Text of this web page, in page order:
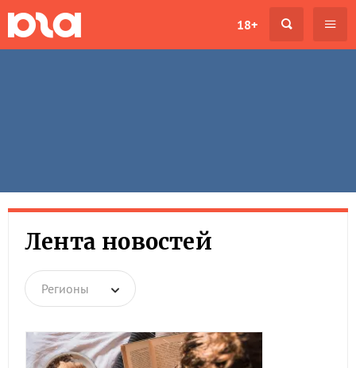
18+
Лента новостей
Регионы